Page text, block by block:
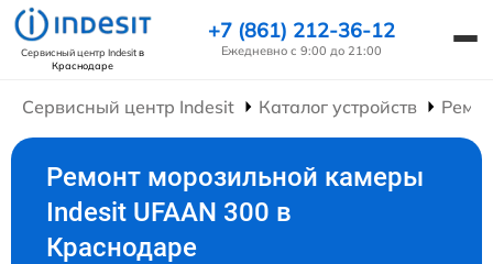
Сервисный центр Indesitв
Краснодаре
+7 (861) 212-36-12
Ежедневно с 9:00 до 21:00
Сервисный центр Indesit Каталог устройств
Ремонт морозильной камеры
Indesit UFAAN 300 в
Краснодаре